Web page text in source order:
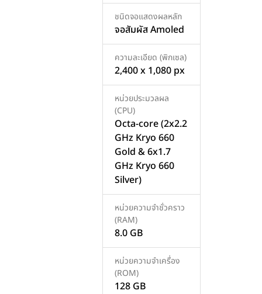
เพิ่มสินค้า
เพิ่มสินค้า
ชนิดจอแสดงผลหลัก
จอสัมผัส Amoled
ความละเอียด (พิกเซล)
2,400 x 1,080 px
หน่วยประมวลผล
(CPU)
Octa-core (2x2.2
GHz Kryo 660
Gold & 6x1.7
GHz Kryo 660
Silver)
หน่วยความจำชั่วคราว
(RAM)
8.0 GB
หน่วยความจำเครื่อง
(ROM)
128 GB